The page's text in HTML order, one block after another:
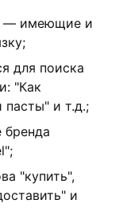
— имеющие и
для поиска
"Как
пасты" и т.д.;
"купить",
и